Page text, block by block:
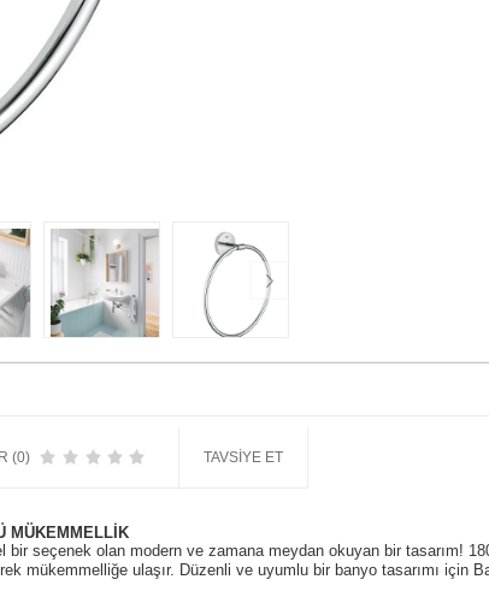
(0) TAVSIYE ET
MÜKEMMELLİK
seçenek olan modern ve zamana meydan okuyan bir tasarım!
mükemmelliğe ulaşır. Düzenli ve uyumlu bir banyo tasarımı için